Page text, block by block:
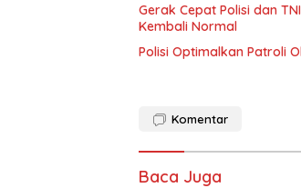
Gerak Cepat Polisi dan
Kembali Normal
Polisi Optimalkan Patroli
Komentar
Baca Juga